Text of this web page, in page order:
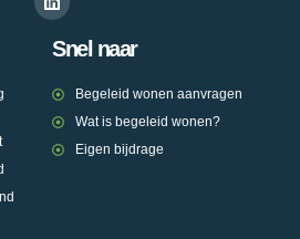
Snel naar
Begeleid wonen aanvragen
Wat is begeleid wonen?
Eigen bijdrage